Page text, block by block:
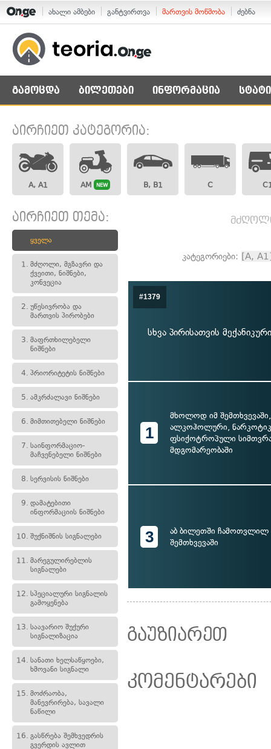
ახალი ამბები განტვირთვა მართვის მოწმობა ძებნა
გამოცდა ბილეთები ინფორმაცია
აირჩიეთ კატეგორია:
A, A1 AM NEW B, B1 C
აირჩიეთ თემა:
ყველა
1. მძღოლი, მგზავრი და
ქვეითი, ნიშნები,
კონვეცია
2. უწესივრობა და
მართვის პირობები
3. მაფრთხილებელი
ნიშნები
4. პრიორიტეტის ნიშნები
5. ამკრძალავი ნიშნები
6. მიმთითებელი ნიშნები
7. საინფორმაციო-
მაჩვენებელი ნიშნები
8. სერვისის ნიშნები
9. დამატებითი
ინფორმაციის ნიშნები
10. შუქნიშნის სიგნალები
11. მარეგულირებლის
სიგნალები
12. სპეციალური სიგნალის
გამოყენება
13. საავარიო შუქური
სიგნალიზაცია
14. სანათი ხელსაწყოები,
ხმოვანი სიგნალი
15. მოძრაობა,
მანევრირება, სავალი
ნაწილი
16. გასწრება შემხვედრის
გვერდის ავლით
კატეგორიები: [A,
#1379
სხვა პირისათვის
1
მხოლოდ იმ
ალკოჰოლური,
ფსიქოტროპული
მდგომარეობაში
3
აბ ბილეთში ჩამოთვლილ
შემთხვევაში
გაუზიარეთ
კომენტარები